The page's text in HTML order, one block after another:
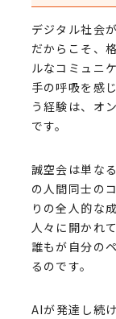
デジタル社会
だからこそ、
ルなコミュニ
手の呼吸を感
う経験は、オ
です。
誠空会は単な
の人間同士の
りの全人的な
人々に開かれ
誰もが自分の
るのです。
AIが発達し続